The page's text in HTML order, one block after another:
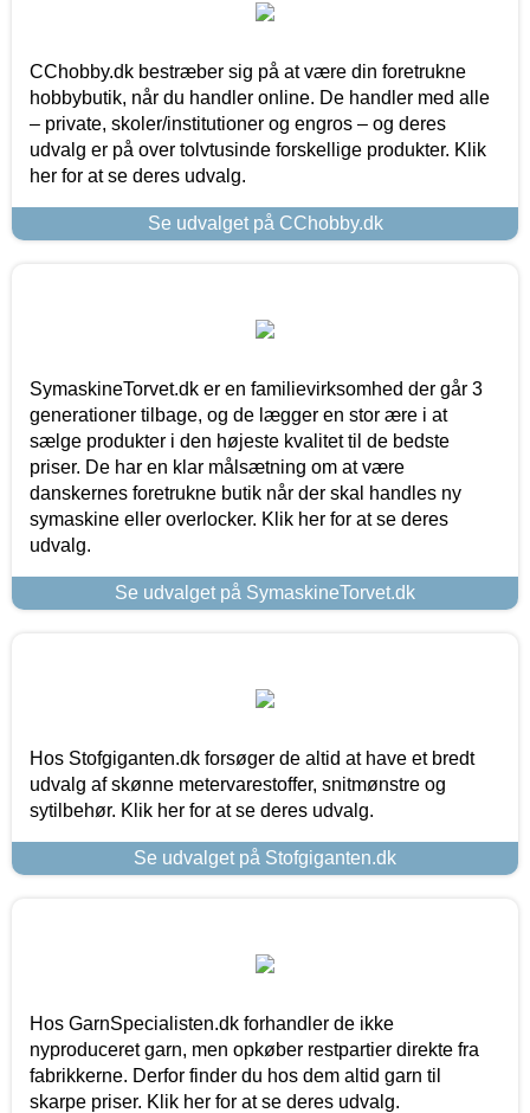
CChobby.dk bestræber sig på at være din foretrukne
hobbybutik, når du handler online. De handler med alle
– private, skoler/institutioner og engros – og deres
udvalg er på over tolvtusinde forskellige produkter. Klik
her for at se deres udvalg.
Se udvalget på CChobby.dk
SymaskineTorvet.dk er en familievirksomhed der går 3
generationer tilbage, og de lægger en stor ære i at
sælge produkter i den højeste kvalitet til de bedste
priser. De har en klar målsætning om at være
danskernes foretrukne butik når der skal handles ny
symaskine eller overlocker. Klik her for at se deres
udvalg.
Se udvalget på SymaskineTorvet.dk
Hos Stofgiganten.dk forsøger de altid at have et bredt
udvalg af skønne metervarestoffer, snitmønstre og
sytilbehør. Klik her for at se deres udvalg.
Se udvalget på Stofgiganten.dk
Hos GarnSpecialisten.dk forhandler de ikke
nyproduceret garn, men opkøber restpartier direkte fra
fabrikkerne. Derfor finder du hos dem altid garn til
skarpe priser. Klik her for at se deres udvalg.